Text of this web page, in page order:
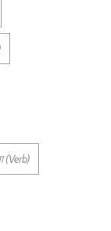
(Verb)